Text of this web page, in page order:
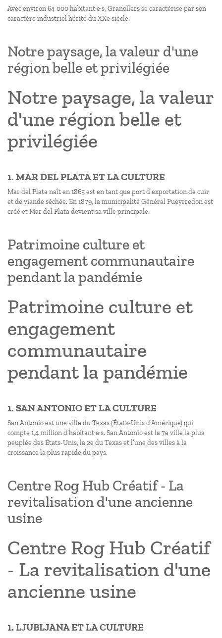
Avec environ 64 000 habitant·e·s, Granollers se caractérise par son
caractère industriel hérité du XXe siècle.
Notre paysage, la valeur d'une
région belle et privilégiée
Notre paysage, la valeur
d'une région belle et
privilégiée
1. MAR DEL PLATA ET LA CULTURE
Mar del Plata naît en 1865 est en tant que port d’exportation de cuir
et de viande séchée. En 1879, la municipalité Général Pueyrredon est
créé et Mar del Plata devient sa ville principale.
Patrimoine culture et
engagement communautaire
pendant la pandémie
Patrimoine culture et
engagement
communautaire
pendant la pandémie
1. SAN ANTONIO ET LA CULTURE
San Antonio est une ville du Texas (États-Unis d’Amérique) qui
compte 1,4 million d’habitant·e·s. San Antonio est la 7e ville la plus
peuplée des États-Unis, la 2e du Texas et l’une des villes à la
croissance la plus rapide du pays.
Centre Rog Hub Créatif - La
revitalisation d'une ancienne
usine
Centre Rog Hub Créatif
- La revitalisation d'une
ancienne usine
1. LJUBLJANA ET LA CULTURE